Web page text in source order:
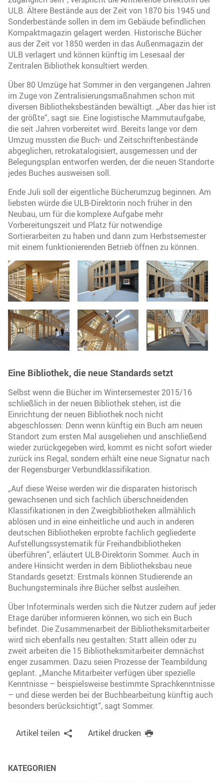
ULB. Ältere Bestände aus der Zeit von 1870 bis 1945 und
Sonderbestände sollen in dem im Gebäude befindlichen
Kompaktmagazin gelagert werden. Historische Bücher
aus der Zeit vor 1850 werden in das Außenmagazin der
ULB verlagert und können künftig im Lesesaal der
Zentralen Bibliothek konsultiert werden.
Über 80 Umzüge hat Sommer in den vergangenen Jahren
im Zuge von Zentralisierungsmaßnahmen schon mit
diversen Bibliotheksbeständen bewältigt. „Aber das hier ist
der größte“, sagt sie. Eine logistische Mammutaufgabe,
die seit Jahren vorbereitet wird. Bereits lange vor dem
Umzug mussten die Buch- und Zeitschriftenbestände
abgeglichen, retrokatalogisiert, ausgemessen und der
Belegungsplan entworfen werden, der die neuen Standorte
jedes Buches ausweisen soll.
Ende Juli soll der eigentliche Bücherumzug beginnen. Am
liebsten würde die ULB-Direktorin noch früher in den
Neubau, um für die komplexe Aufgabe mehr
Vorbereitungszeit und Platz für notwendige
Sortierarbeiten zu haben und dann zum Herbstsemester
mit einem funktionierenden Betrieb öffnen zu können.
Eine Bibliothek, die neue Standards setzt
Selbst wenn die Bücher im Wintersemester 2015/16
schließlich in der neuen Bibliothek stehen, ist die
Einrichtung der neuen Bibliothek noch nicht
abgeschlossen: Denn wenn künftig ein Buch am neuen
Standort zum ersten Mal ausgeliehen und anschließend
wieder zurückgegeben wird, kommt es nicht sofort wieder
zurück ins Regal, sondern erhält eine neue Signatur nach
der Regensburger Verbundklassifikation.
„Auf diese Weise werden wir die disparaten historisch
gewachsenen und sich fachlich überschneidenden
Klassifikationen in den Zweigbibliotheken allmählich
ablösen und in eine einheitliche und auch in anderen
deutschen Bibliotheken erprobte fachlich gegliederte
Aufstellungssystematik für Freihandbibliotheken
überführen“, erläutert ULB-Direktorin Sommer. Auch in
andere Hinsicht werden in dem Bibliotheksbau neue
Standards gesetzt: Erstmals können Studierende an
Buchungsterminals ihre Bücher selbst ausleihen.
Über Infoterminals werden sich die Nutzer zudem auf jeder
Etage darüber informieren können, wo sich ein Buch
befindet. Die Zusammenarbeit der Bibliotheksmitarbeiter
wird sich ebenfalls neu gestalten: Statt allein oder zu
zweit arbeiten die 15 Bibliotheksmitarbeiter demnächst
enger zusammen. Dazu seien Prozesse der Teambildung
geplant. „Manche Mitarbeiter verfügen über spezielle
Kenntnisse – beispielsweise bestimmte Sprachkenntnisse
– und diese werden bei der Buchbearbeitung künftig auch
besonders berücksichtigt“, sagt Sommer.
Artikel teilen Artikel drucken
KATEGORIEN